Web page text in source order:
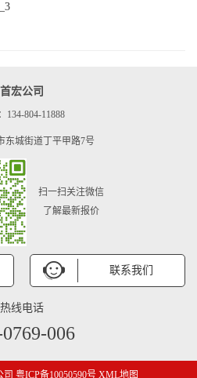
首宏公司
134-804-11888
东城街道丁平甲路7号
扫一扫关注微信
了解最新报价
联系我们
热线电话
006
司 粤ICP备10050590号 XML地图